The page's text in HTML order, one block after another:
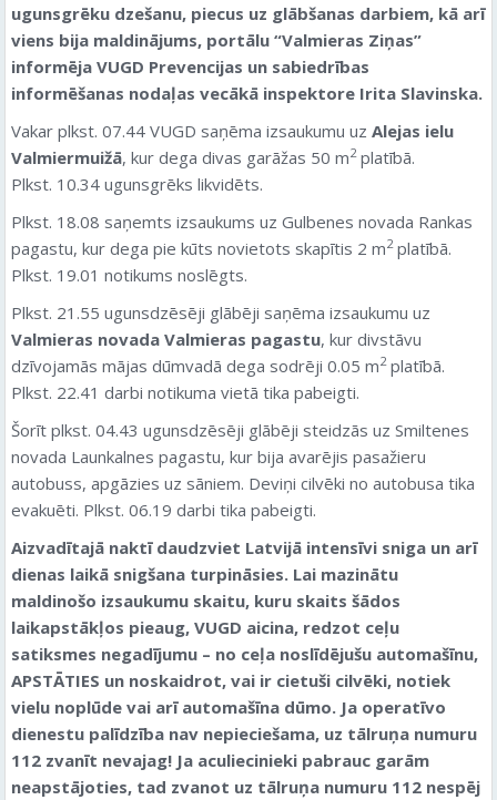
ugunsgrēku dzešanu, piecus uz glābšanas darbiem, kā arī
viens bija maldinājums, portālu “Valmieras Ziņas”
informēja VUGD Prevencijas un sabiedrības
informēšanas nodaļas vecākā inspektore Irita Slavinska.
Vakar plkst. 07.44 VUGD saņēma izsaukumu uz Alejas ielu
Valmiermuižā, kur dega divas garāžas 50 m2platībā.
Plkst. 10.34 ugunsgrēks likvidēts.
Plkst. 18.08 saņemts izsaukums uz Gulbenes novada Rankas
pagastu, kur dega pie kūts novietots skapītis 2 m2platībā.
Plkst. 19.01 notikums noslēgts.
Plkst. 21.55 ugunsdzēsēji glābēji saņēma izsaukumu uz
Valmieras novada Valmieras pagastu, kur divstāvu
dzīvojamās mājas dūmvadā dega sodrēji 0.05 m2platībā.
Plkst. 22.41 darbi notikuma vietā tika pabeigti.
Šorīt plkst. 04.43 ugunsdzēsēji glābēji steidzās uz Smiltenes
novada Launkalnes pagastu, kur bija avarējis pasažieru
autobuss, apgāzies uz sāniem. Deviņi cilvēki no autobusa tika
evakuēti. Plkst. 06.19 darbi tika pabeigti.
Aizvadītajā naktī daudzviet Latvijā intensīvi sniga un arī
dienas laikā snigšana turpināsies. Lai mazinātu
maldinošo izsaukumu skaitu, kuru skaits šādos
laikapstākļos pieaug, VUGD aicina, redzot ceļu
satiksmes negadījumu – no ceļa noslīdējušu automašīnu,
APSTĀTIES un noskaidrot, vai ir cietuši cilvēki, notiek
vielu noplūde vai arī automašīna dūmo. Ja operatīvo
dienestu palīdzība nav nepieciešama, uz tālruņa numuru
112 zvanīt nevajag! Ja aculiecinieki pabrauc garām
neapstājoties, tad zvanot uz tālruņa numuru 112 nespēj